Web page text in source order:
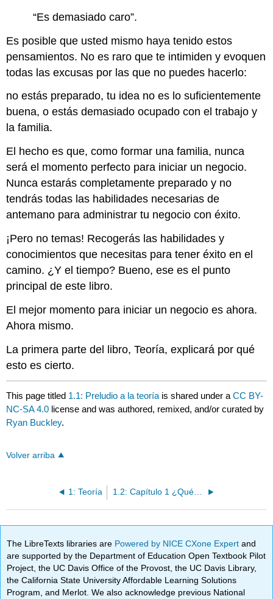
“Es demasiado caro”.
Es posible que usted mismo haya tenido estos
pensamientos. No es raro que te intimiden y evoquen
todas las excusas por las que no puedes hacerlo:
no estás preparado, tu idea no es lo suficientemente
buena, o estás demasiado ocupado con el trabajo y
la familia.
El hecho es que, como formar una familia, nunca
será el momento perfecto para iniciar un negocio.
Nunca estarás completamente preparado y no
tendrás todas las habilidades necesarias de
antemano para administrar tu negocio con éxito.
¡Pero no temas! Recogerás las habilidades y
conocimientos que necesitas para tener éxito en el
camino. ¿Y el tiempo? Bueno, ese es el punto
principal de este libro.
El mejor momento para iniciar un negocio es ahora.
Ahora mismo.
La primera parte del libro, Teoría, explicará por qué
esto es cierto.
This page titled 1.1: Preludio a la teoría is shared under aCC BY-
NC-SA 4.0 license and was authored, remixed, and/or curated by
Ryan Buckley.
Volver arriba
1: Teoría 1.2: Capítulo 1 ¿Qué es el Emprendimiento Paralelo?
The LibreTexts libraries are Powered by NICE CXone Expertand
are supported by the Department of Education Open Textbook Pilot
Project, the UC Davis Office of the Provost, the UC Davis Library,
the California State University Affordable Learning Solutions
Program, and Merlot. We also acknowledge previous National